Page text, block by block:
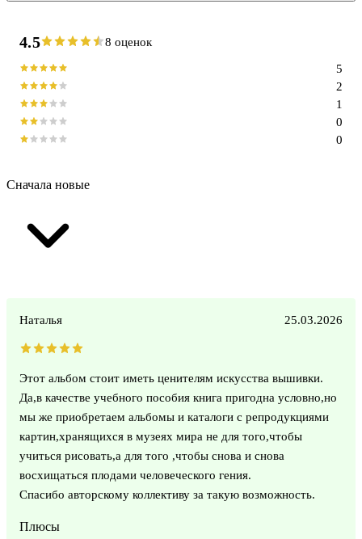
4.5 8 оценок
0
0
1
2
5
Сначала новые
Наталья 25.03.2026
Этот альбом стоит иметь ценителям искусства вышивки.
Да,в качестве учебного пособия книга пригодна условно,но
мы же приобретаем альбомы и каталоги с репродукциями
картин,хранящихся в музеях мира не для того,чтобы
учиться рисовать,а для того ,чтобы снова и снова
восхищаться плодами человеческого гения.
Спасибо авторскому коллективу за такую возможность.
Плюсы